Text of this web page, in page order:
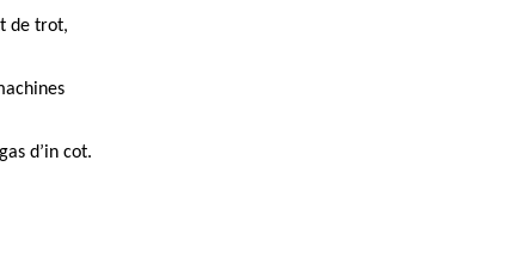
de trot,
d’in cot.